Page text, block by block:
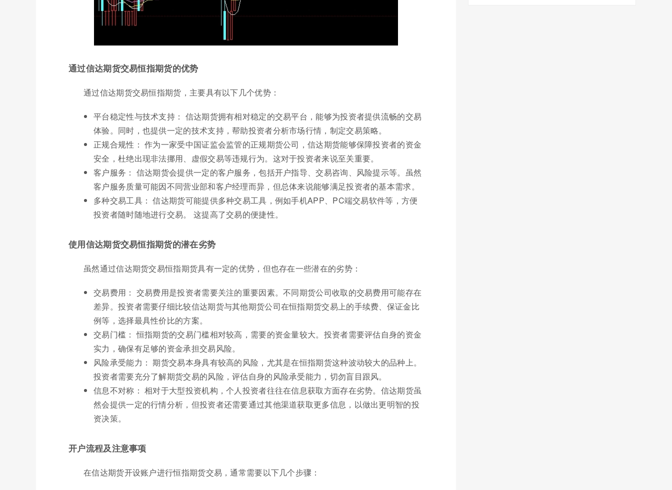
通过信达期货交易恒指期货的优势
通过信达期货交易恒指期货，主要具有以下几个优势：
平台稳定性与技术支持： 信达期货拥有相对稳定的交易平台，能够为投资者提供流畅的交易
体验。同时，也提供一定的技术支持，帮助投资者分析市场行情，制定交易策略。
正规合规性： 作为一家受中国证监会监管的正规期货公司，信达期货能够保障投资者的资金
安全，杜绝出现非法挪用、虚假交易等违规行为。这对于投资者来说至关重要。
客户服务： 信达期货会提供一定的客户服务，包括开户指导、交易咨询、风险提示等。虽然
客户服务质量可能因不同营业部和客户经理而异，但总体来说能够满足投资者的基本需求。
多种交易工具： 信达期货可能提供多种交易工具，例如手机APP、PC端交易软件等，方便
投资者随时随地进行交易。 这提高了交易的便捷性。
使用信达期货交易恒指期货的潜在劣势
虽然通过信达期货交易恒指期货具有一定的优势，但也存在一些潜在的劣势：
交易费用： 交易费用是投资者需要关注的重要因素。不同期货公司收取的交易费用可能存在
差异。投资者需要仔细比较信达期货与其他期货公司在恒指期货交易上的手续费、保证金比
例等，选择最具性价比的方案。
交易门槛： 恒指期货的交易门槛相对较高，需要的资金量较大。投资者需要评估自身的资金
实力，确保有足够的资金承担交易风险。
风险承受能力： 期货交易本身具有较高的风险，尤其是在恒指期货这种波动较大的品种上。
投资者需要充分了解期货交易的风险，评估自身的风险承受能力，切勿盲目跟风。
信息不对称： 相对于大型投资机构，个人投资者往往在信息获取方面存在劣势。信达期货虽
然会提供一定的行情分析，但投资者还需要通过其他渠道获取更多信息，以做出更明智的投
资决策。
开户流程及注意事项
在信达期货开设账户进行恒指期货交易，通常需要以下几个步骤：